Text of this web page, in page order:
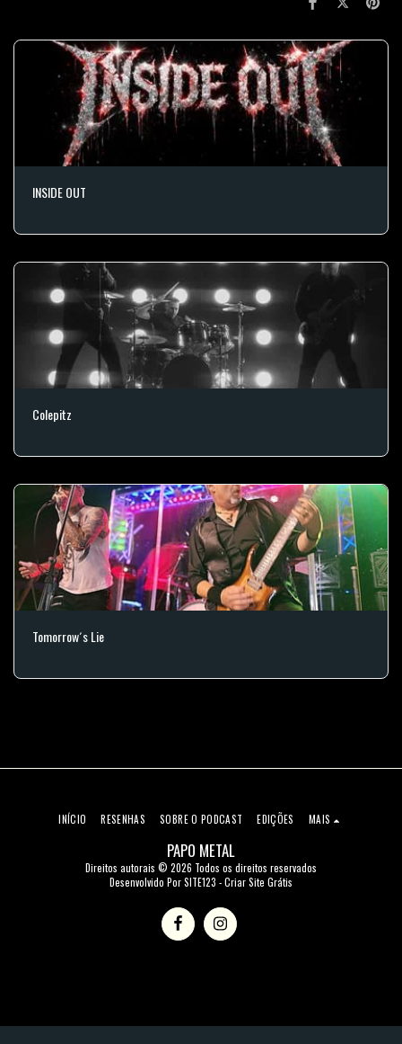
INSIDE OUT
Colepitz
Tomorrow´s Lie
PAPO METAL
Direitos autorais © 2026 Todos os direitos reservados
Desenvolvido PorSITE123 -Criar Site Grátis
INÍCIO RESENHAS SOBRE O PODCAST EDIÇÕES MAIS